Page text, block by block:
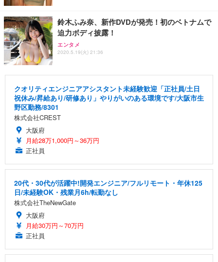
鈴木ふみ奈、新作DVDが発売！初のベトナムで
迫力ボディ披露！
エンタメ
2020.5.19(火) 21:36
クオリティエンジニアアシスタント未経験歓迎「正社員/土日
祝休み/昇給あり/研修あり」やりがいのある環境です/大阪市生
野区勤務/8301
株式会社CREST
大阪府
月給28万1,000円～36万円
正社員
20代・30代が活躍中!開発エンジニア/フルリモート・年休125
日/未経験OK・残業月6h/転勤なし
株式会社TheNewGate
大阪府
月給30万円～70万円
正社員